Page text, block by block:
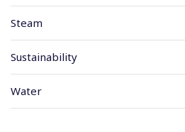
Steam
Sustainability
Water